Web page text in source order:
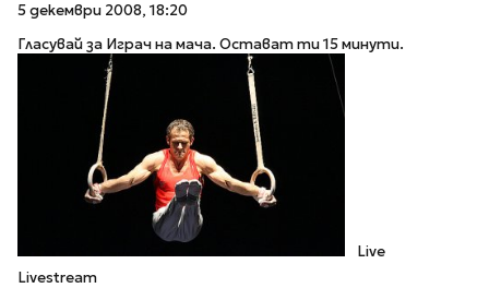
5 декември 2008, 18:20
Гласувай за Играч на мача. Остават ти 15 минути.
Live
Livestream